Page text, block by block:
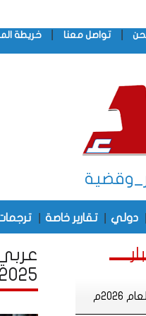
تواصل معنا خريطة
دولي تقارير خاصة
2025